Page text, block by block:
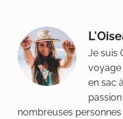
Je suis
en sac
nombreuses personnes